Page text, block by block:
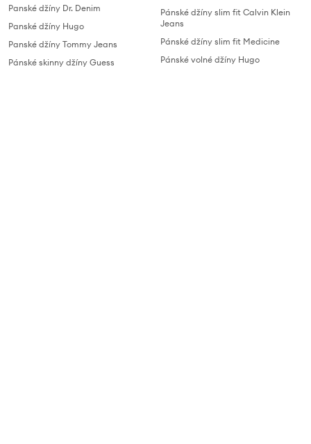
Panské džíny Dr. Denim
Panské džíny Hugo
Panské džíny Tommy Jeans
Pánské skinny džíny Guess
Pánské džíny slim fit Calvin Klein
Jeans
Pánské džíny slim fit Medicine
Pánské volné džíny Hugo